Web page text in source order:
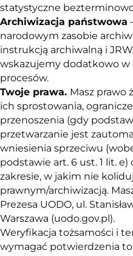
statystyczne
Archiwizacja państwowa
narodowym zasobie
instrukcją archiwalną i
wskazujemy dodatkowo w
procesów.
Twoje prawa. Masz prawo
ich sprostowania,
przenoszenia (gdy
przetwarzanie jest
wniesienia sprzeciwu
podstawie art. 6 ust. 1 lit.
zakresie, w jakim nie
prawnym/archiwizacją.
Prezesa UODO, ul.
Warszawa (uodo.gov.pl).
Weryfikacja tożsamości i
wymagać potwierdzenia